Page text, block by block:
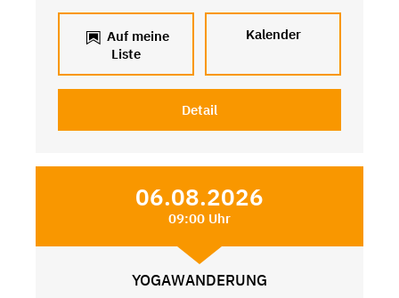
Auf meine
Liste
Kalender
Detail
06.08.2026
09:00 Uhr
YOGAWANDERUNG